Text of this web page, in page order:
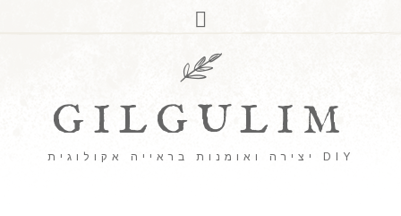
GILGULIM
DIY יצירה ואומנות בראייה אקולוגית